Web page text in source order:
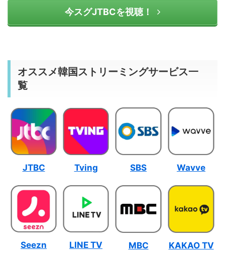
今スグJTBCを視聴！
オススメ韓国ストリーミングサービス一
覧
JTBC Tving SBS Wavve
Seezn LINE TV MBC KAKAO TV